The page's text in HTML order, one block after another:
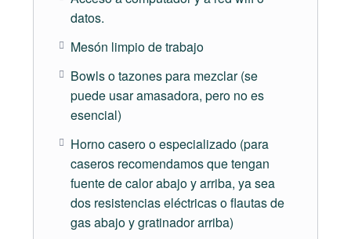
Clases en vivo + documentos descargables +
Módulo 4 – Creación y uso de prefermentos
Inicia el 19 de marzo y termina el 2 de abril
Aprende sobre los prefermentos más utilizados en
panadería, a utilizarlos en algunas de las recetas
más famosas del mundo y desarrolla sus fórmulas
aplicando los conocimientos ya aprendidos en los
módulos previos.
datos.
Mesón limpio de trabajo
Bowls o tazones para mezclar (se
puede usar amasadora, pero no es
esencial)
Horno casero o especializado (para
caseros recomendamos que tengan
fuente de calor abajo y arriba, ya sea
dos resistencias eléctricas o flautas de
gas abajo y gratinador arriba)